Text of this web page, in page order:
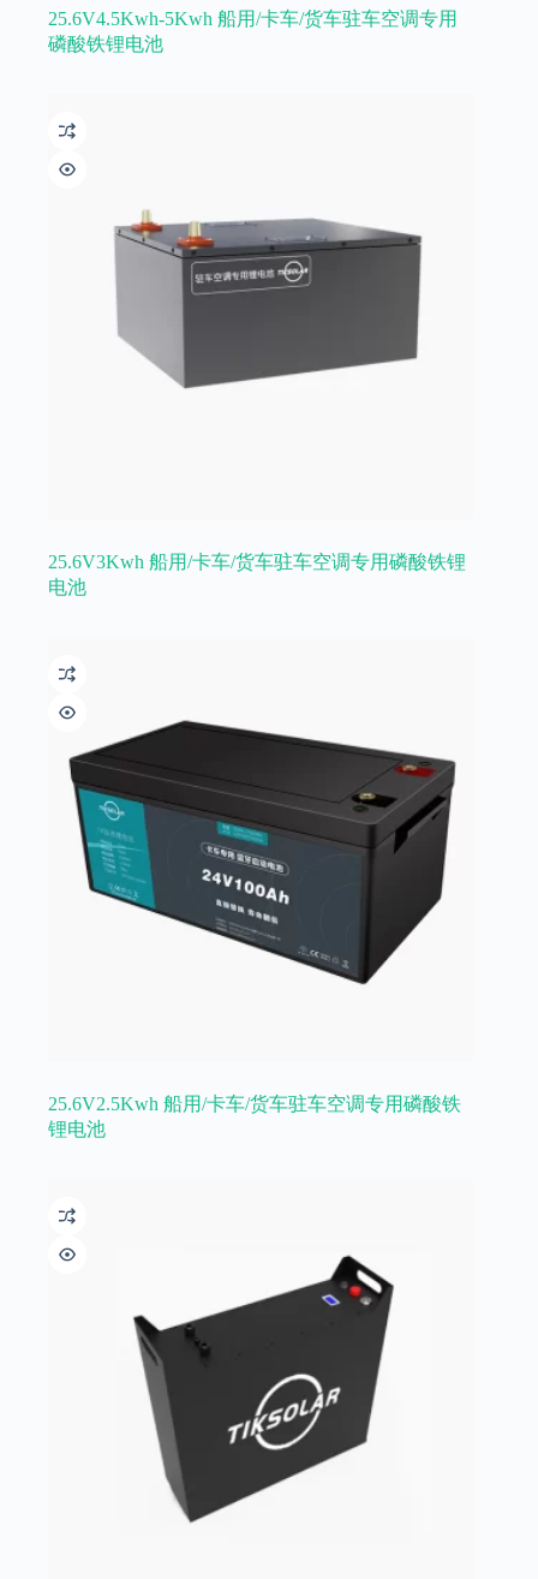
25.6V4.5Kwh-5Kwh 船用/卡车/货车驻车空调专用
磷酸铁锂电池
25.6V3Kwh 船用/卡车/货车驻车空调专用磷酸铁锂
电池
25.6V2.5Kwh 船用/卡车/货车驻车空调专用磷酸铁
锂电池